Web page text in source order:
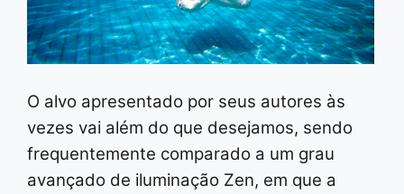
O alvo apresentado por seus autores às
vezes vai além do que desejamos, sendo
frequentemente comparado a um grau
avançado de iluminação Zen, em que a